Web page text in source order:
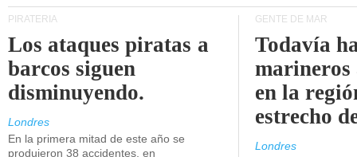
PIRATERÍA
Los ataques piratas a
barcos siguen
disminuyendo.
Londres
En la primera mitad de este año se
produjeron 38 accidentes, en
GENTE DE MAR
Todavía
marineros
en la
estrecho
Londres